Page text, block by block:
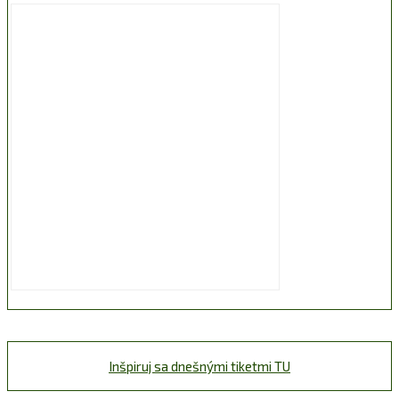
Inšpiruj sa dnešnými tiketmi TU